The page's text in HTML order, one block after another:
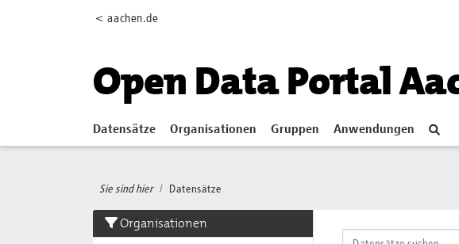
< aachen.de
Open Data Portal
Datensätze Organisationen Gruppen Anwendungen
Sie sind hier Datensätze
Organisationen